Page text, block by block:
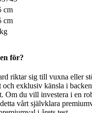
cm
cm
för?
riktar sig till vuxna eller
och exklusiv känsla i
Om du vill investera i en
vårt självklara